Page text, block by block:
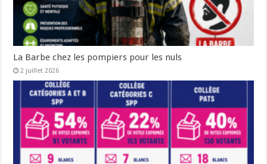
La Barbe chez les pompiers pour les nuls
2 juillet 2026